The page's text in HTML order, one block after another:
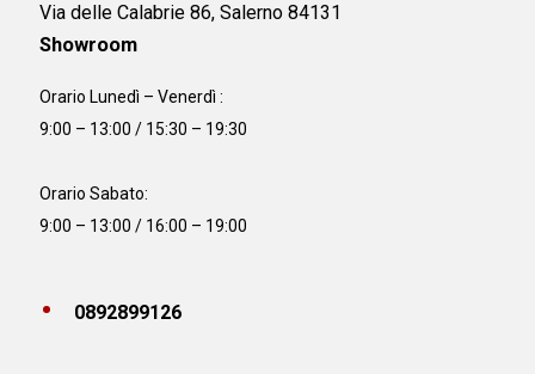
Via delle Calabrie 86, Salerno 84131
Showroom
Orario Lunedì – Venerdì :
9:00 – 13:00 / 15:30 – 19:30
Orario Sabato:
9:00 – 13:00 / 16:00 – 19:00
0892899126